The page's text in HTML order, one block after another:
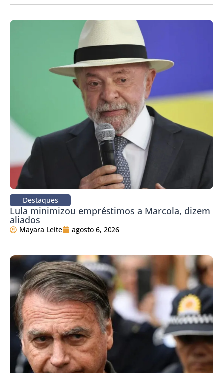
Destaques
Lula minimizou empréstimos a Marcola, dizem
aliados
Mayara Leite agosto 6, 2026